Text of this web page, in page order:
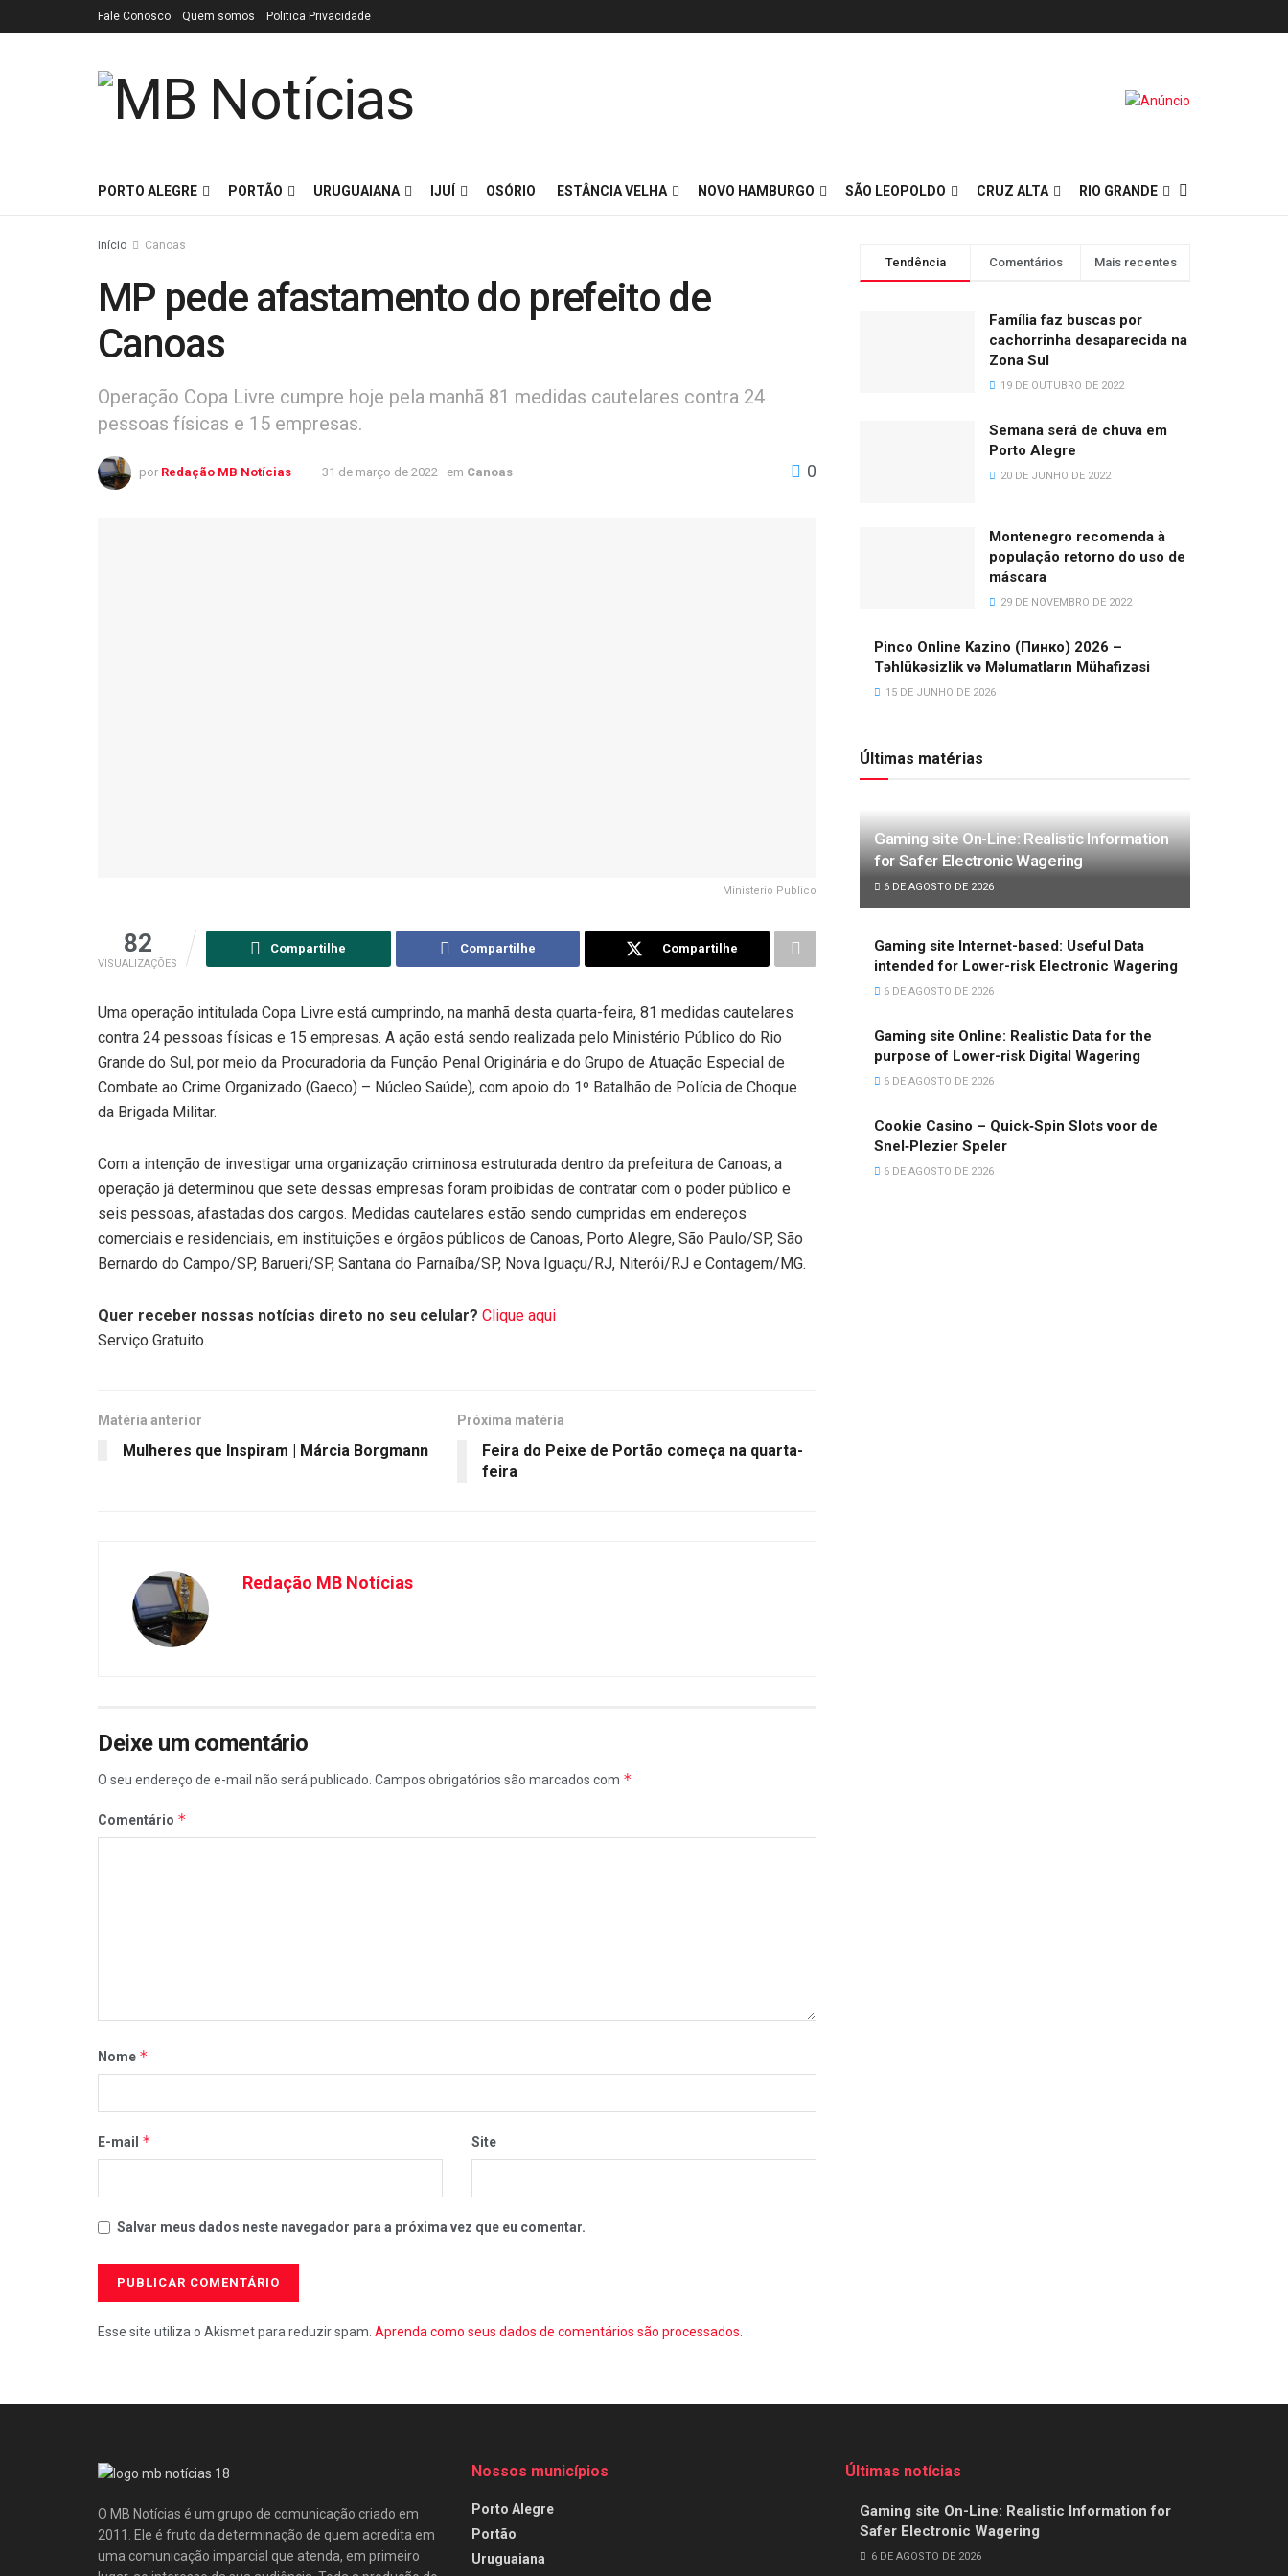
Fale Conosco Quem somos Politica Privacidade
PORTO ALEGRE PORTÃO URUGUAIANA IJUÍ OSÓRIO ESTÂNCIA VELHA NOVO HAMBURGO SÃO LEOPOLDO CRUZ ALTA RIO GRANDE
Início Canoas
MP pede afastamento do prefeito de
Canoas
Operação Copa Livre cumpre hoje pela manhã 81 medidas cautelares contra 24
pessoas físicas e 15 empresas.
por Redação MB Notícias 31 de março de 2022 em Canoas 0
Ministerio Publico
82
VISUALIZAÇÕES
Compartilhe Compartilhe Compartilhe
Uma operação intitulada Copa Livre está cumprindo, na manhã desta quarta-feira, 81 medidas cautelares
contra 24 pessoas físicas e 15 empresas. A ação está sendo realizada pelo Ministério Público do Rio
Grande do Sul, por meio da Procuradoria da Função Penal Originária e do Grupo de Atuação Especial de
Combate ao Crime Organizado (Gaeco) – Núcleo Saúde), com apoio do 1º Batalhão de Polícia de Choque
da Brigada Militar.
Com a intenção de investigar uma organização criminosa estruturada dentro da prefeitura de Canoas, a
operação já determinou que sete dessas empresas foram proibidas de contratar com o poder público e
seis pessoas, afastadas dos cargos. Medidas cautelares estão sendo cumpridas em endereços
comerciais e residenciais, em instituições e órgãos públicos de Canoas, Porto Alegre, São Paulo/SP, São
Bernardo do Campo/SP, Barueri/SP, Santana do Parnaíba/SP, Nova Iguaçu/RJ, Niterói/RJ e Contagem/MG.
Quer receber nossas notícias direto no seu celular? Clique aqui
Serviço Gratuito.
Matéria anterior
Mulheres que Inspiram | Márcia Borgmann
Próxima matéria
Feira do Peixe de Portão começa na quarta-
feira
Redação MB Notícias
Deixe um comentário
O seu endereço de e-mail não será publicado. Campos obrigatórios são marcados com *
Comentário *
Nome *
E-mail * Site
Salvar meus dados neste navegador para a próxima vez que eu comentar.
Esse site utiliza o Akismet para reduzir spam. Aprenda como seus dados de comentários são processados
Tendência Comentários Mais recentes
Família faz buscas por
cachorrinha desaparecida na
Zona Sul
19 DE OUTUBRO DE 2022
Semana será de chuva em
Porto Alegre
20 DE JUNHO DE 2022
Montenegro recomenda à
população retorno do uso de
máscara
29 DE NOVEMBRO DE 2022
Pinco Online Kazino (Пинко) 2026 –
Təhlükəsizlik və Məlumatların Mühafizəsi
15 DE JUNHO DE 2026
Últimas matérias
Gaming site On-Line: Realistic Information
for Safer Electronic Wagering
6 DE AGOSTO DE 2026
Gaming site Internet-based: Useful Data
intended for Lower-risk Electronic Wagering
6 DE AGOSTO DE 2026
Gaming site Online: Realistic Data for the
purpose of Lower-risk Digital Wagering
6 DE AGOSTO DE 2026
Cookie Casino – Quick‑Spin Slots voor de
Snel‑Plezier Speler
6 DE AGOSTO DE 2026
O MB Notícias é um grupo de comunicação criado em
2011. Ele é fruto da determinação de quem acredita em
uma comunicação imparcial que atenda, em primeiro
Nossos municípios
Porto Alegre
Portão
Uruguaiana
Últimas notícias
Gaming site On-Line: Realistic Information for
Safer Electronic Wagering
6 DE AGOSTO DE 2026